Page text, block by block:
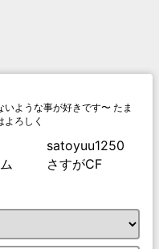
ような事が好きです〜 たま
ろしく
satoyuu1250
さすがCF